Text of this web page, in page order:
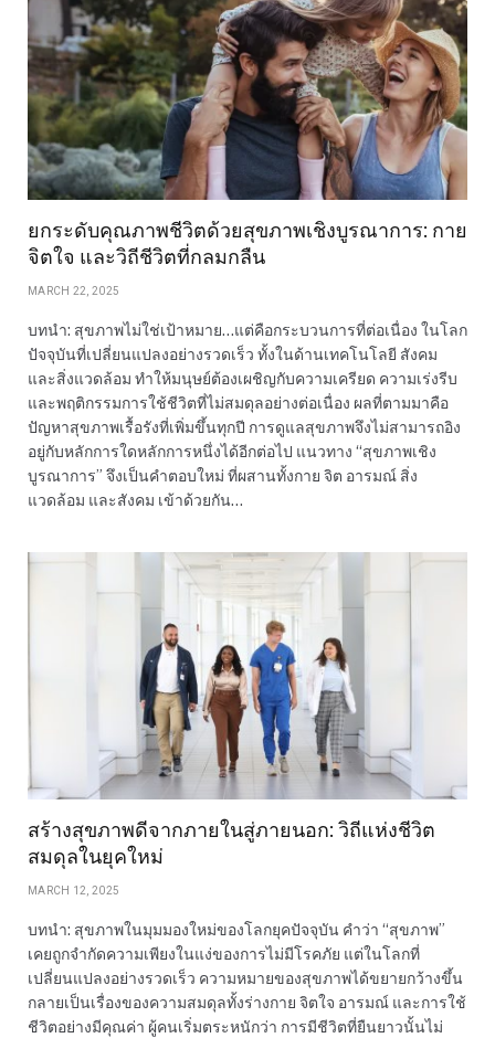
ยกระดับคุณภาพชีวิตด้วยสุขภาพเชิงบูรณาการ: กาย
จิตใจ และวิถีชีวิตที่กลมกลืน
MARCH 22, 2025
บทนำ: สุขภาพไม่ใช่เป้าหมาย…แต่คือกระบวนการที่ต่อเนื่อง ในโลก
ปัจจุบันที่เปลี่ยนแปลงอย่างรวดเร็ว ทั้งในด้านเทคโนโลยี สังคม
และสิ่งแวดล้อม ทำให้มนุษย์ต้องเผชิญกับความเครียด ความเร่งรีบ
และพฤติกรรมการใช้ชีวิตที่ไม่สมดุลอย่างต่อเนื่อง ผลที่ตามมาคือ
ปัญหาสุขภาพเรื้อรังที่เพิ่มขึ้นทุกปี การดูแลสุขภาพจึงไม่สามารถอิง
อยู่กับหลักการใดหลักการหนึ่งได้อีกต่อไป แนวทาง “สุขภาพเชิง
บูรณาการ” จึงเป็นคำตอบใหม่ ที่ผสานทั้งกาย จิต อารมณ์ สิ่ง
แวดล้อม และสังคม เข้าด้วยกัน…
สร้างสุขภาพดีจากภายในสู่ภายนอก: วิถีแห่งชีวิต
สมดุลในยุคใหม่
MARCH 12, 2025
บทนำ: สุขภาพในมุมมองใหม่ของโลกยุคปัจจุบัน คำว่า “สุขภาพ”
เคยถูกจำกัดความเพียงในแง่ของการไม่มีโรคภัย แต่ในโลกที่
เปลี่ยนแปลงอย่างรวดเร็ว ความหมายของสุขภาพได้ขยายกว้างขึ้น
กลายเป็นเรื่องของความสมดุลทั้งร่างกาย จิตใจ อารมณ์ และการใช้
ชีวิตอย่างมีคุณค่า ผู้คนเริ่มตระหนักว่า การมีชีวิตที่ยืนยาวนั้นไม่